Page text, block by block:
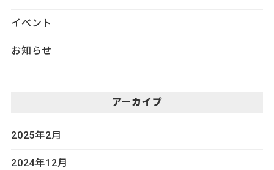
イベント
お知らせ
アーカイブ
2025年2月
2024年12月